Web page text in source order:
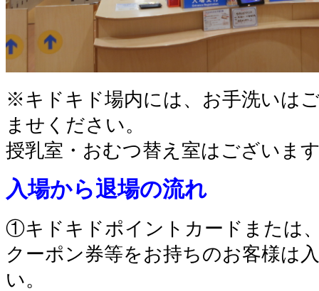
※キドキド場内には、お手洗いは
ませください。
授乳室・おむつ替え室はございま
入場から退場の流れ
①キドキドポイントカードまたは
クーポン券等をお持ちのお客様は
い。